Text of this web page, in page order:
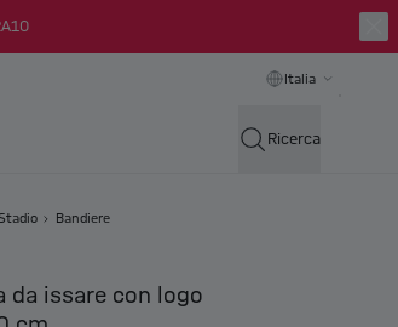
Italia
Ricerca
Stadio Bandiere
da issare con logo